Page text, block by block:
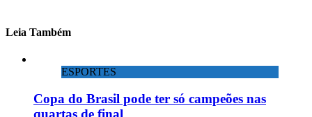
Leia Também
ESPORTES
Copa do Brasil pode ter só campeões nas
quartas de final